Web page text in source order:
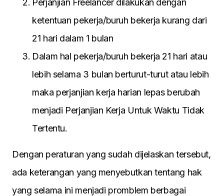
Perjanjian Freelancer dilakukan dengan
ketentuan pekerja/buruh bekerja kurang dari
21 hari dalam 1 bulan
Dalam hal pekerja/buruh bekerja 21 hari atau
lebih selama 3 bulan berturut-turut atau lebih
maka perjanjian kerja harian lepas berubah
menjadi Perjanjian Kerja Untuk Waktu Tidak
Tertentu.
Dengan peraturan yang sudah dijelaskan tersebut,
ada keterangan yang menyebutkan tentang hak
yang selama ini menjadi promblem berbagai